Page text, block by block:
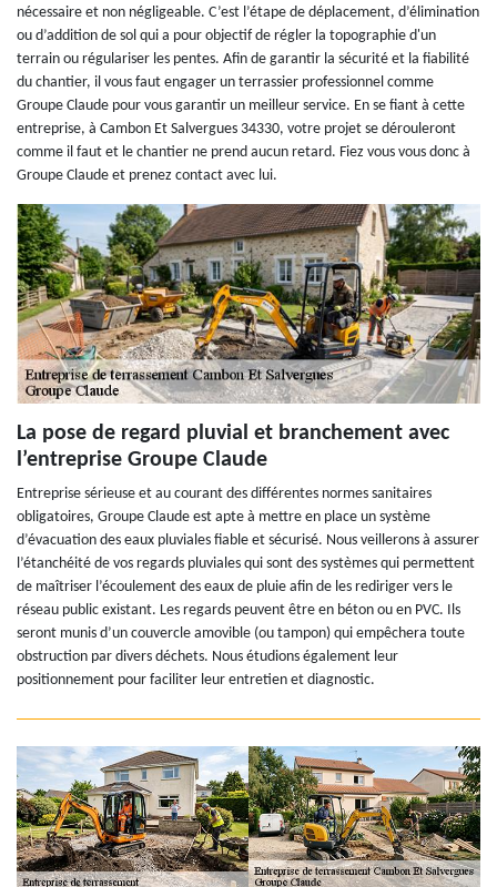
nécessaire et non négligeable. C’est l’étape de déplacement, d’élimination
ou d’addition de sol qui a pour objectif de régler la topographie d'un
terrain ou régulariser les pentes. Afin de garantir la sécurité et la fiabilité
du chantier, il vous faut engager un terrassier professionnel comme
Groupe Claude pour vous garantir un meilleur service. En se fiant à cette
entreprise, à Cambon Et Salvergues 34330, votre projet se dérouleront
comme il faut et le chantier ne prend aucun retard. Fiez vous vous donc à
Groupe Claude et prenez contact avec lui.
La pose de regard pluvial et branchement avec
l’entreprise Groupe Claude
Entreprise sérieuse et au courant des différentes normes sanitaires
obligatoires, Groupe Claude est apte à mettre en place un système
d’évacuation des eaux pluviales fiable et sécurisé. Nous veillerons à assurer
l’étanchéité de vos regards pluviales qui sont des systèmes qui permettent
de maîtriser l’écoulement des eaux de pluie afin de les rediriger vers le
réseau public existant. Les regards peuvent être en béton ou en PVC. Ils
seront munis d’un couvercle amovible (ou tampon) qui empêchera toute
obstruction par divers déchets. Nous étudions également leur
positionnement pour faciliter leur entretien et diagnostic.